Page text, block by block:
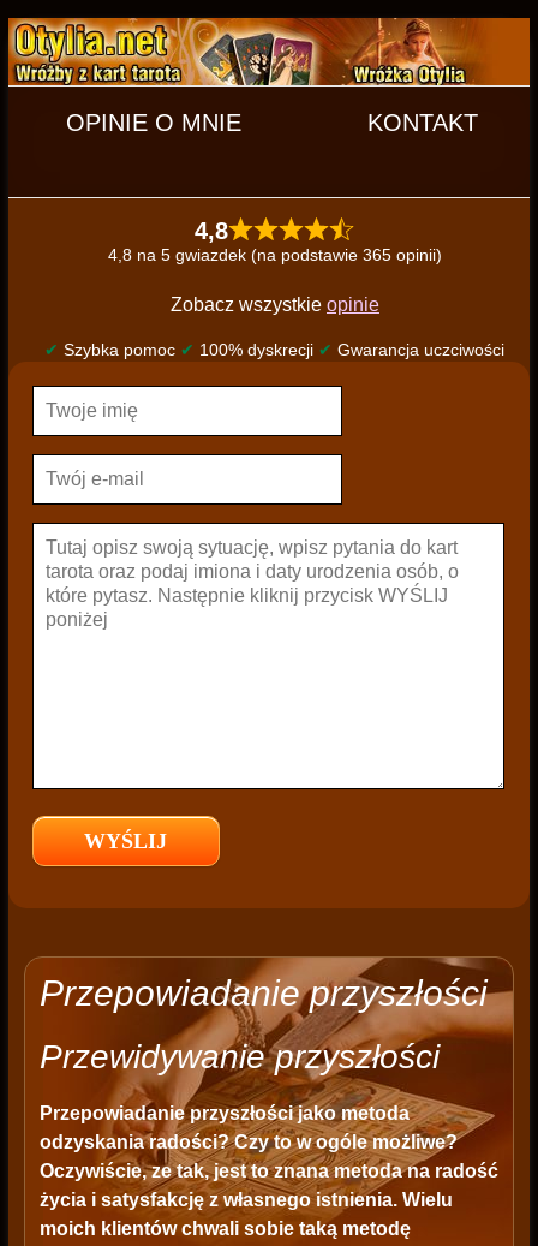
OPINIE O MNIE KONTAKT
4,8
4,8 na 5 gwiazdek (na podstawie 365 opinii)
Zobacz wszystkie opinie
✔ Szybka pomoc ✔ 100% dyskrecji ✔ Gwarancja uczciwości
Przepowiadanie przyszłości
Przewidywanie przyszłości
Przepowiadanie przyszłościjako metoda
odzyskania radości? Czy to w ogóle możliwe?
Oczywiście, ze tak, jest to znana metoda na radość
życia i satysfakcję z własnego istnienia. Wielu
moich klientów chwali sobie taką metodę